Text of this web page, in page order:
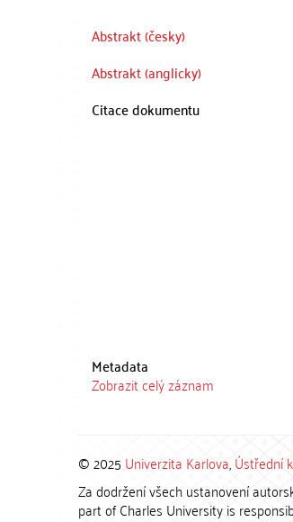
Abstrakt (česky)
Abstrakt (anglicky)
Citace dokumentu
Metadata
Zobrazit celý záznam
© 2025 Univerzita Karlova,Ústřední
Za dodržení všech ustanovení
part of Charles University is